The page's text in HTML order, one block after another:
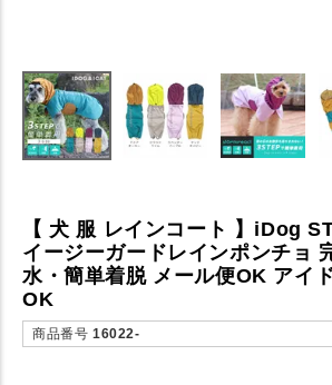
【 犬 服 レインコート 】iDog
イージーガードレインポンチョ
水・簡単着脱 メール便OK アイ
OK
商品番号 16022-